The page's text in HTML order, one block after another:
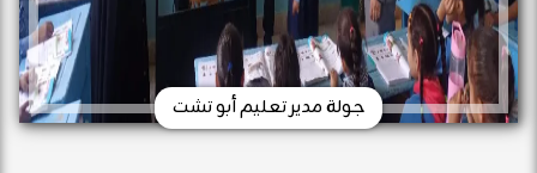
جولة مدير تعليم أبو تشت